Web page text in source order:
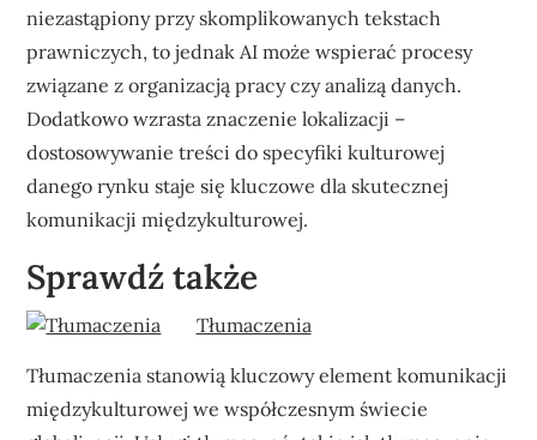
niezastąpiony przy skomplikowanych tekstach
prawniczych, to jednak AI może wspierać procesy
związane z organizacją pracy czy analizą danych.
Dodatkowo wzrasta znaczenie lokalizacji –
dostosowywanie treści do specyfiki kulturowej
danego rynku staje się kluczowe dla skutecznej
komunikacji międzykulturowej.
Sprawdź także
Tłumaczenia
Tłumaczenia stanowią kluczowy element komunikacji
międzykulturowej we współczesnym świecie